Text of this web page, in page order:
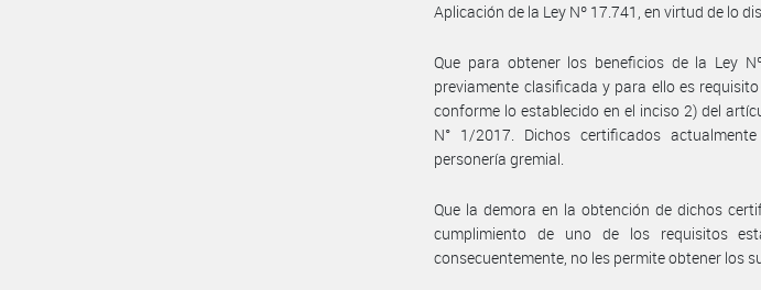
Aplicación de la Ley Nº 17.741, en virtud de lo
Que para obtener los beneficios de la Ley
previamente clasificada y para ello es
conforme lo establecido en el inciso 2) del
N° 1/2017. Dichos certificados
personería gremial.
Que la demora en la obtención de dichos
cumplimiento de uno de los requisitos
consecuentemente, no les permite obtener los